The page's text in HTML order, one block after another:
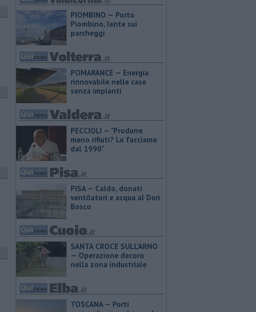
PIOMBINO — Porto
Piombino, lente sui
parcheggi
POMARANCE — Energia
rinnovabile nelle case
senza impianti
PECCIOLI — "Produrre
meno rifiuti? Lo facciamo
dal 1990"
PISA — Caldo, donati
ventilatori e acqua al Don
Bosco
SANTA CROCE SULL'ARNO
— Operazione decoro
nella zona industriale
TOSCANA — Porti